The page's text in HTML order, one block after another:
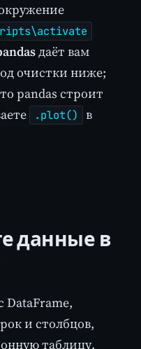
даёт вам
очистки ниже;
pandas строит
.plot()
в
данные в
DataFrame,
и столбцов,
таблицу.